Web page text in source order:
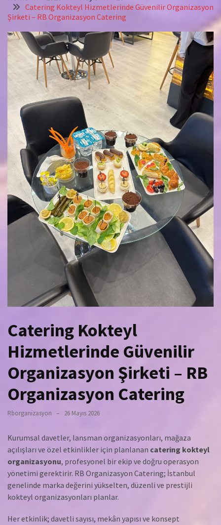
Catering Kokteyl Hizmetlerinde Güvenilir Organizasyon
Şirketi – RB Organizasyon Catering
Catering Kokteyl
Hizmetlerinde Güvenilir
Organizasyon Şirketi – RB
Organizasyon Catering
Rborganizasyon 26 Mayıs 2026
Kurumsal davetler, lansman organizasyonları, mağaza
açılışları ve özel etkinlikler için planlanan catering kokteyl
organizasyonu, profesyonel bir ekip ve doğru operasyon
yönetimi gerektirir. RB Organizasyon Catering; İstanbul
genelinde marka değerini yükselten, düzenli ve prestijli
kokteyl organizasyonları planlar.
Her etkinlik; davetli sayısı, mekân yapısı ve konsept